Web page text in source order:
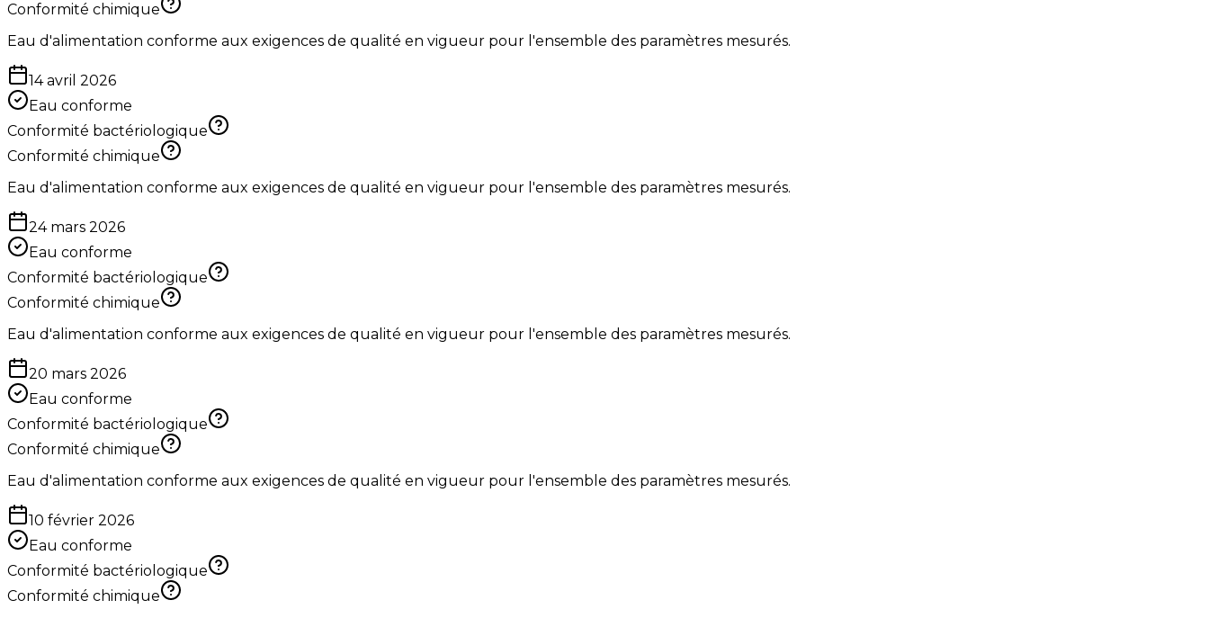
Conformité chimique
Eau d'alimentation conforme aux exigences de qualité en vigueur pour l'ensemble des paramètres mesurés.
14 avril 2026
Eau conforme
Conformité bactériologique
Conformité chimique
Eau d'alimentation conforme aux exigences de qualité en vigueur pour l'ensemble des paramètres mesurés.
24 mars 2026
Eau conforme
Conformité bactériologique
Conformité chimique
Eau d'alimentation conforme aux exigences de qualité en vigueur pour l'ensemble des paramètres mesurés.
20 mars 2026
Eau conforme
Conformité bactériologique
Conformité chimique
Eau d'alimentation conforme aux exigences de qualité en vigueur pour l'ensemble des paramètres mesurés.
10 février 2026
Eau conforme
Conformité bactériologique
Conformité chimique